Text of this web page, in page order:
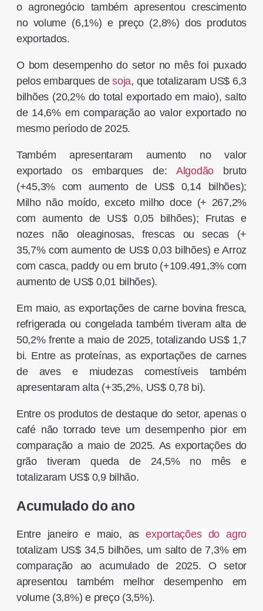
o agronegócio também apresentou crescimento
no volume (6,1%) e preço (2,8%) dos produtos
exportados.
O bom desempenho do setor no mês foi puxado
pelos embarques desoja, que totalizaram US$ 6,3
bilhões (20,2% do total exportado em maio), salto
de 14,6% em comparação ao valor exportado no
mesmo período de 2025.
Também apresentaram aumento no valor
exportado os embarques de: Algodão bruto
(+45,3% com aumento de US$ 0,14 bilhões);
Milho não moído, exceto milho doce (+ 267,2%
com aumento de US$ 0,05 bilhões); Frutas e
nozes não oleaginosas, frescas ou secas (+
35,7% com aumento de US$ 0,03 bilhões) e Arroz
com casca, paddy ou em bruto (+109.491,3% com
aumento de US$ 0,01 bilhões).
Em maio, as exportações de carne bovina fresca,
refrigerada ou congelada também tiveram alta de
50,2% frente a maio de 2025, totalizando US$ 1,7
bi. Entre as proteínas, as exportações de carnes
de aves e miudezas comestíveis também
apresentaram alta (+35,2%, US$ 0,78 bi).
Entre os produtos de destaque do setor, apenas o
café não torrado teve um desempenho pior em
comparação a maio de 2025. As exportações do
grão tiveram queda de 24,5% no mês e
totalizaram US$ 0,9 bilhão.
Acumulado do ano
Entre janeiro e maio, asexportações do agro
totalizam US$ 34,5 bilhões, um salto de 7,3% em
comparação ao acumulado de 2025. O setor
apresentou também melhor desempenho em
volume (3,8%) e preço (3,5%).